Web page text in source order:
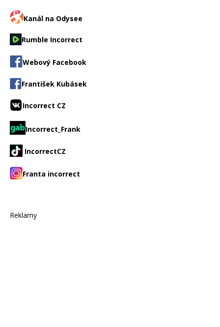
Kanál na Odysee
Rumble Incorrect
Webový Facebook
František Kubásek
Incorrect CZ
Incorrect_Frank
IncorrectCZ
Franta incorrect
Reklamy